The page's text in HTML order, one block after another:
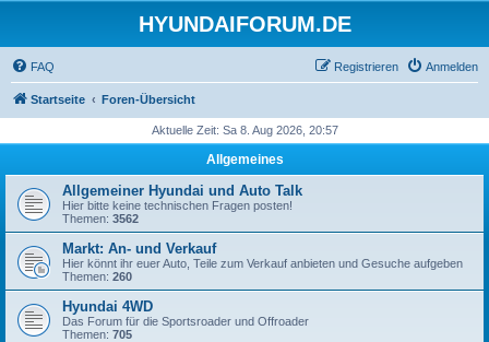
HYUNDAIFORUM.DE
FAQ Anmelden
Registrieren
Startseite Foren-Übersicht
Aktuelle Zeit: Sa 8. Aug 2026, 20:57
Allgemeines
Allgemeiner Hyundai und Auto Talk
Hier bitte keine technischen Fragen posten!
Themen: 3562
Markt: An- und Verkauf
Hier könnt ihr euer Auto, Teile zum Verkauf anbieten und Gesuche aufgeben
Themen: 260
Hyundai 4WD
Das Forum für die Sportsroader und Offroader
Themen: 705